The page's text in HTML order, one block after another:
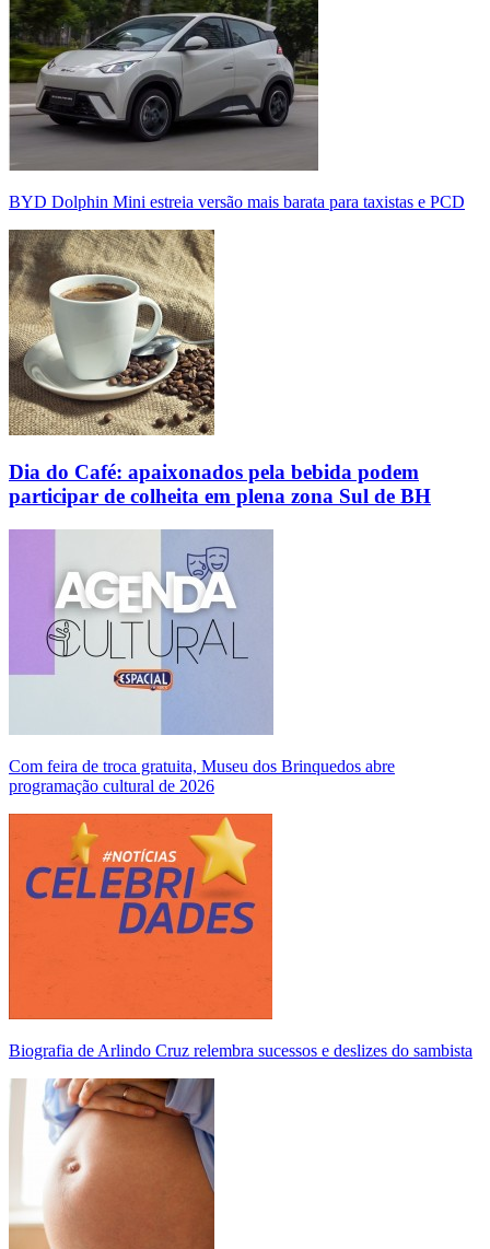
BYD Dolphin Mini estreia versão mais barata para taxistas e PCD
Dia do Café: apaixonados pela bebida podem
participar de colheita em plena zona Sul de BH
Com feira de troca gratuita, Museu dos Brinquedos abre
programação cultural de 2026
Biografia de Arlindo Cruz relembra sucessos e deslizes do sambista